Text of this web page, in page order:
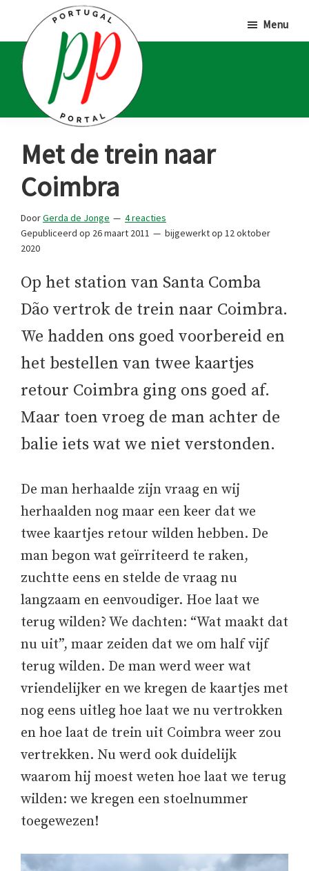
hoofd
inhoud
eerste
sidebar
voettekst
Portal
Portugalliefhebbers
en
fanaten
Menu
Met de trein naar
Coimbra
DoorGerda de Jonge
4 reacties
Gepubliceerd op 26 maart 2011 bijgewerkt op 12 oktober
2020
Op het station van Santa Comba
Dão vertrok de trein naar Coimbra.
We hadden ons goed voorbereid en
het bestellen van twee kaartjes
retour Coimbra ging ons goed af.
Maar toen vroeg de man achter de
balie iets wat we niet verstonden.
De man herhaalde zijn vraag en wij
herhaalden nog maar een keer dat we
twee kaartjes retour wilden hebben. De
man begon wat geïrriteerd te raken,
zuchtte eens en stelde de vraag nu
langzaam en eenvoudiger. Hoe laat we
terug wilden? We dachten: “Wat maakt dat
nu uit”, maar zeiden dat we om half vijf
terug wilden. De man werd weer wat
vriendelijker en we kregen de kaartjes met
nog eens uitleg hoe laat we nu vertrokken
en hoe laat de trein uit Coimbra weer zou
vertrekken. Nu werd ook duidelijk
waarom hij moest weten hoe laat we terug
wilden: we kregen een stoelnummer
toegewezen!